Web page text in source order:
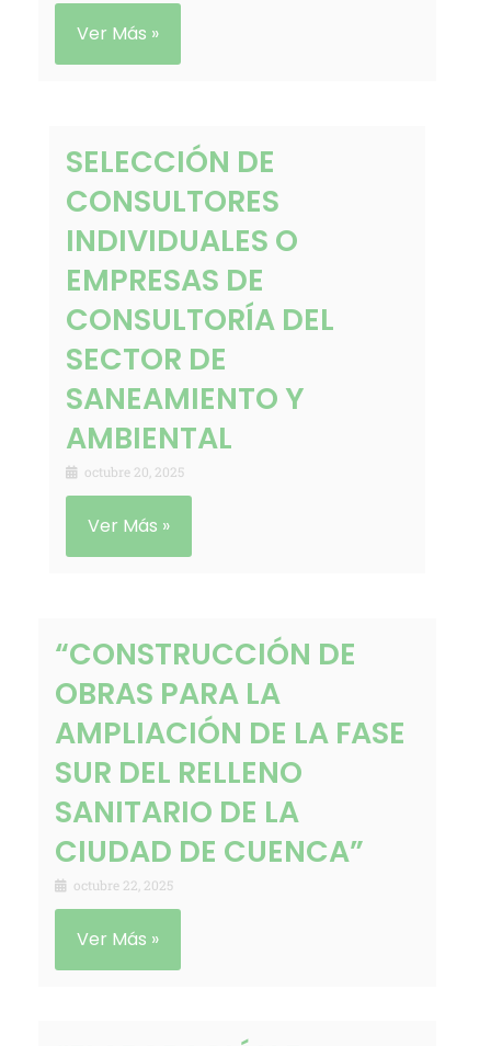
Ver Más »
SELECCIÓN DE
CONSULTORES
INDIVIDUALES O
EMPRESAS DE
CONSULTORÍA DEL
SECTOR DE
SANEAMIENTO Y
AMBIENTAL
octubre 20, 2025
Ver Más »
“CONSTRUCCIÓN DE
OBRAS PARA LA
AMPLIACIÓN DE LA FASE
SUR DEL RELLENO
SANITARIO DE LA
CIUDAD DE CUENCA”
octubre 22, 2025
Ver Más »